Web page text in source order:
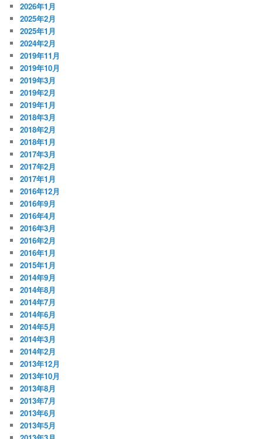
2026年1月
2025年2月
2025年1月
2024年2月
2019年11月
2019年10月
2019年3月
2019年2月
2019年1月
2018年3月
2018年2月
2018年1月
2017年3月
2017年2月
2017年1月
2016年12月
2016年9月
2016年4月
2016年3月
2016年2月
2016年1月
2015年1月
2014年9月
2014年8月
2014年7月
2014年6月
2014年5月
2014年3月
2014年2月
2013年12月
2013年10月
2013年8月
2013年7月
2013年6月
2013年5月